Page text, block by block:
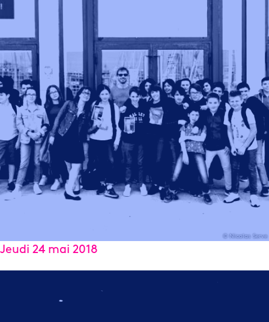
© Nicolas Serve
Jeudi 24 mai 2018